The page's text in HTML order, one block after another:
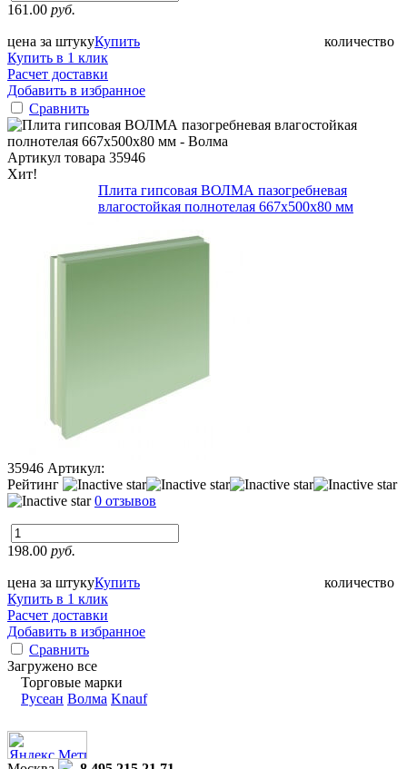
161.00 руб.
цена за штуку количество
Купить
Купить в 1 клик
Расчет доставки
Добавить в избранное
Сравнить
Артикул товара 35946
Хит!
Плита гипсовая ВОЛМА пазогребневая
влагостойкая полнотелая 667х500х80 мм
35946 Артикул:
Рейтинг
0 отзывов
198.00 руб.
цена за штуку количество
Купить
Купить в 1 клик
Расчет доставки
Добавить в избранное
Сравнить
Загружено все
Торговые марки
Русеан Волма Knauf